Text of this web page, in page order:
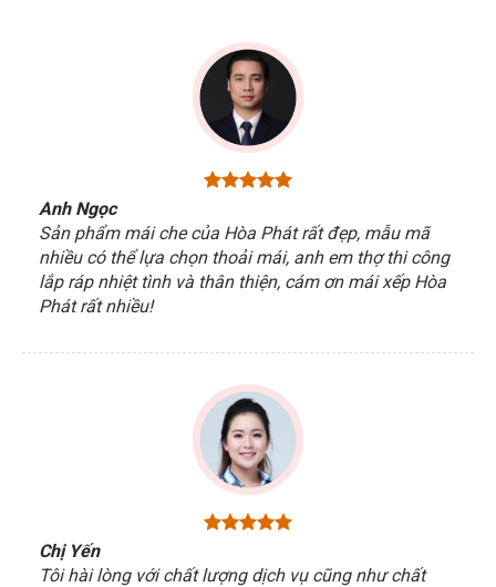
Anh Ngọc
Sản phẩm mái che của Hòa Phát rất đẹp, mẫu mã
nhiều có thể lựa chọn thoải mái, anh em thợ thi công
lắp ráp nhiệt tình và thân thiện, cám ơn mái xếp Hòa
Phát rất nhiều!
Chị Yến
Tôi hài lòng với chất lượng dịch vụ cũng như chất